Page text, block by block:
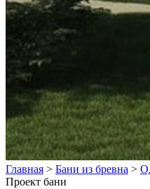
Главная > Бани из бревна >
Проект бани